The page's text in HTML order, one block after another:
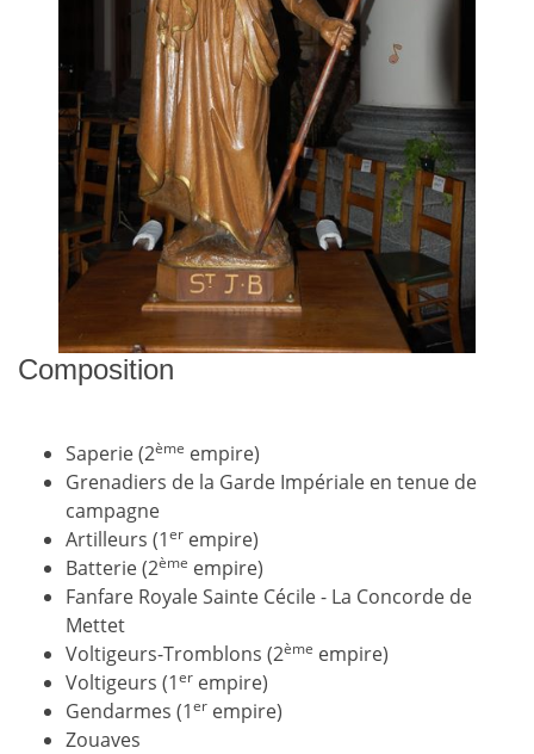
Composition
Saperie (2ème empire)
Grenadiers de la Garde Impériale en tenue de
campagne
Artilleurs (1er empire)
Batterie (2ème empire)
Fanfare Royale Sainte Cécile - La Concorde de
Mettet
Voltigeurs-Tromblons (2ème empire)
Voltigeurs (1er empire)
Gendarmes (1er empire)
Zouaves